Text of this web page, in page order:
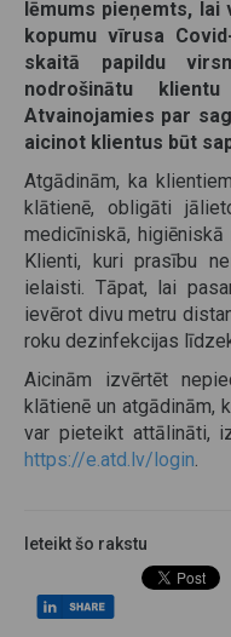
lēmums pieņemts, lai
kopumu vīrusa
skaitā papildu
nodrošinātu
Atvainojamies par
aicinot klientus būt
Atgādinām, ka
klātienē, obligāti
medicīniskā,
Klienti, kuri prasību
ielaisti. Tāpat, lai
ievērot divu metru
roku dezinfekcijas
Aicinām izvērtēt
klātienē un atgādinām,
var pieteikt attālināti,
https://e.atd.lv/login
Ieteikt šo rakstu